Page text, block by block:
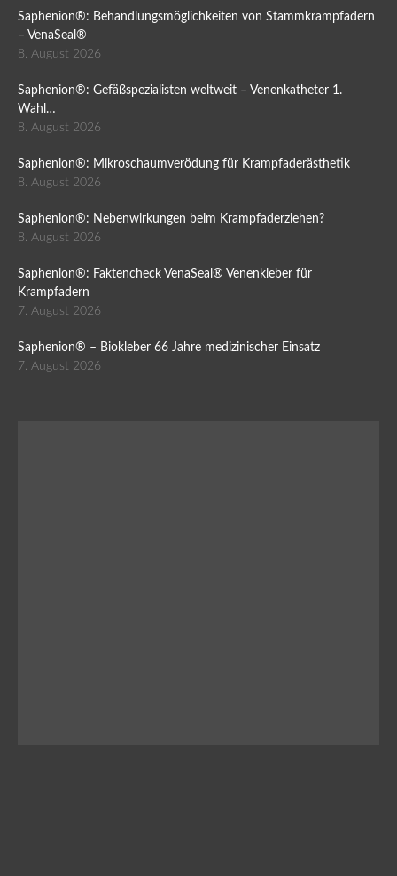
Saphenion®: Behandlungsmöglichkeiten von Stammkrampfadern
– VenaSeal®
8. August 2026
Saphenion®: Gefäßspezialisten weltweit – Venenkatheter 1.
Wahl…
8. August 2026
Saphenion®: Mikroschaumverödung für Krampfaderästhetik
8. August 2026
Saphenion®: Nebenwirkungen beim Krampfaderziehen?
8. August 2026
Saphenion®: Faktencheck VenaSeal® Venenkleber für
Krampfadern
7. August 2026
Saphenion® – Biokleber 66 Jahre medizinischer Einsatz
7. August 2026